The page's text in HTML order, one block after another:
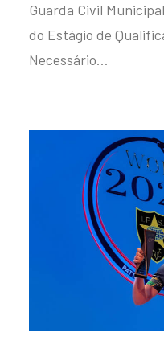
Guarda Civil
do Estágio de
Necessário…